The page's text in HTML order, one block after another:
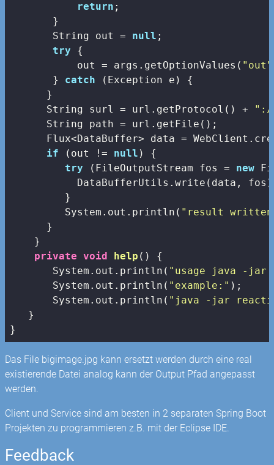
return ;
       }
       String out =
null ;
try {
           out = args.getOptionValues(
"out"
       }
catch (Exception e) {
      }
      String surl = url.getProtocol() +
      String path = url.getFile();
Flux<DataBuffer> data =
if (out != null ) {
try (FileOutputStream fos = new
DataBufferUtils.write(data,
         }
         System.out.println(
"result
      }
    }
private void help ()
{
       System.out.println(
"usage java -jar
       System.out.println(
"example:" );
       System.out.println(
"java -jar
   }
Das File bigimage.jpg kann ersetzt werden durch eine real
existierende Datei analog kann der Output Pfad angepasst
werden.
Client und Service sind am besten in 2 separaten Spring Boot
Projekten zu programmieren z.B. mit der Eclipse IDE.
Feedback